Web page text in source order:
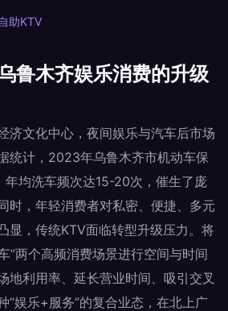
自助KTV
鲁木齐娱乐消费的升级
济文化中心，夜间娱乐与汽车后市场
统计，2023年乌鲁木齐市机动车保
年均洗车频次达15-20次，催生了庞
时，年轻消费者对私密、便捷、多元
显，传统KTV面临转型升级压力。将
”两个高频消费场景进行空间与时间
地利用率、延长营业时间、吸引交叉
“娱乐+服务”的复合业态，在北上广